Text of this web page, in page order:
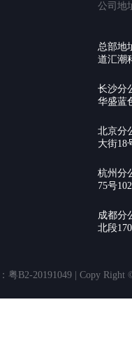
公司地
总部地
道汇潮
长沙分
华盛蓝
北京分
大街18
杭州分
75号
成都分
北段
粤B2-20191049 | Copy